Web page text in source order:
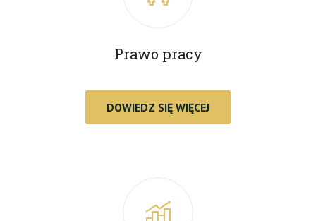
Prawo pracy
DOWIEDZ SIĘ WIĘCEJ